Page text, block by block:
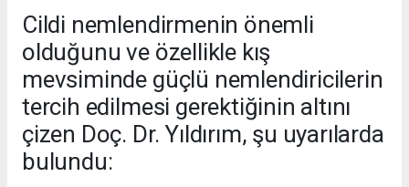
Cildi nemlendirmenin önemli
olduğunu ve özellikle kış
mevsiminde güçlü nemlendiricilerin
tercih edilmesi gerektiğinin altını
çizen Doç. Dr. Yıldırım, şu uyarılarda
bulundu: